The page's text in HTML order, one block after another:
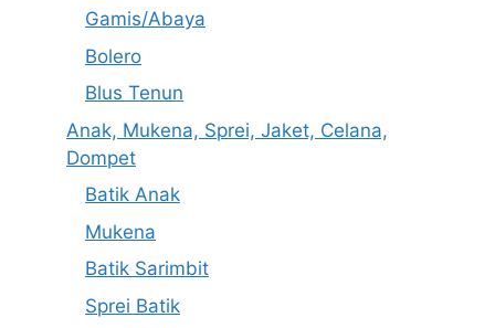
Gamis/Abaya
Bolero
Blus Tenun
Anak, Mukena, Sprei, Jaket, Celana,
Dompet
Batik Anak
Mukena
Batik Sarimbit
Sprei Batik